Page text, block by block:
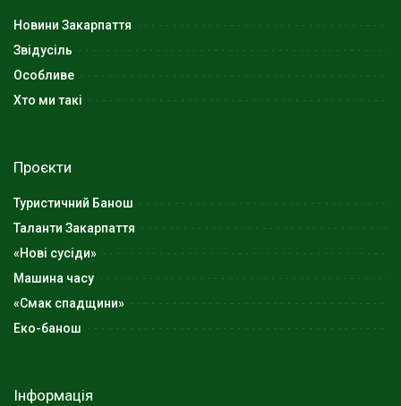
Новини Закарпаття
Звідусіль
Особливе
Хто ми такі
Проєкти
Туристичний Банош
Таланти Закарпаття
«Нові сусіди»
Машина часу
«Смак спадщини»
Еко-банош
Інформація